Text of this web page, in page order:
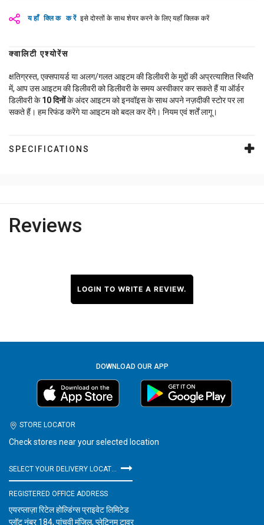
यहाँ क्लिक करें इसे दोस्तों के साथ शेयर करने के लिए यहाँ क्लिक करें
क्वालिटी एश्योरेंस
क्षतिग्रस्त, एक्सपायर्ड या अलग/गलत आइटम की डिलीवरी के मुद्दों की अप्रत्याशित स्थिति
में, आप उस आइटम की डिलीवरी को डिलीवरी के समय अस्वीकार कर सकते हैं या ऑर्डर
डिलीवरी के 10दिनोंके अंदर आइटम को इनवॉइस के साथ अपने नज़दीकी स्टोर पर ला
सकते हैं। हम रिफंड करेंगे या आइटम को बदल कर देंगे। नियम एवं शर्तें लागू।
SPECIFICATIONS
Reviews
LOGIN TO WRITE A REVIEW.
DOWNLOAD OUR APP
STORE LOCATOR
Check stores near your selected location
REGISTERED OFFICE ADDRESS
एयरप्लाज़ा रिटेल होल्डिंग्स प्राइवेट लिमिटेड
प्लॉट नंबर 184, पांचवी मंजिल, प्लेटिनम टावर